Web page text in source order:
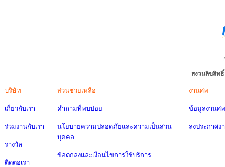
สงวนลิขสิท
บริษัท
เกี่ยวกับเรา
ร่วมงานกับเรา
รางวัล
ติดต่อเรา
ส่วนช่วยเหลือ
คำถามที่พบบ่อย
นโยบายความปลอดภัยและความเป็นส่วน
บุคคล
ข้อตกลงและเงื่อนไขการใช้บริการ
งานศพ
ข้อมูลงานศพ
ลงประกาศง